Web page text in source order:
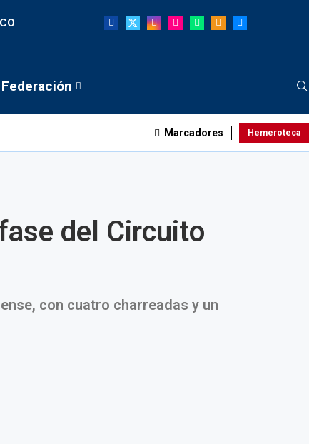
Federación
Marcadores Hemeroteca
del Circuito
con cuatro charreadas y un